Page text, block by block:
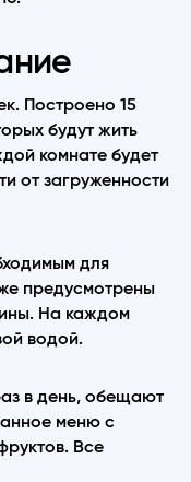
Построено 15
будут жить
комнате будет
от загруженности
для
предусмотрены
На каждом
водой.
в день, обещают
меню с
Все